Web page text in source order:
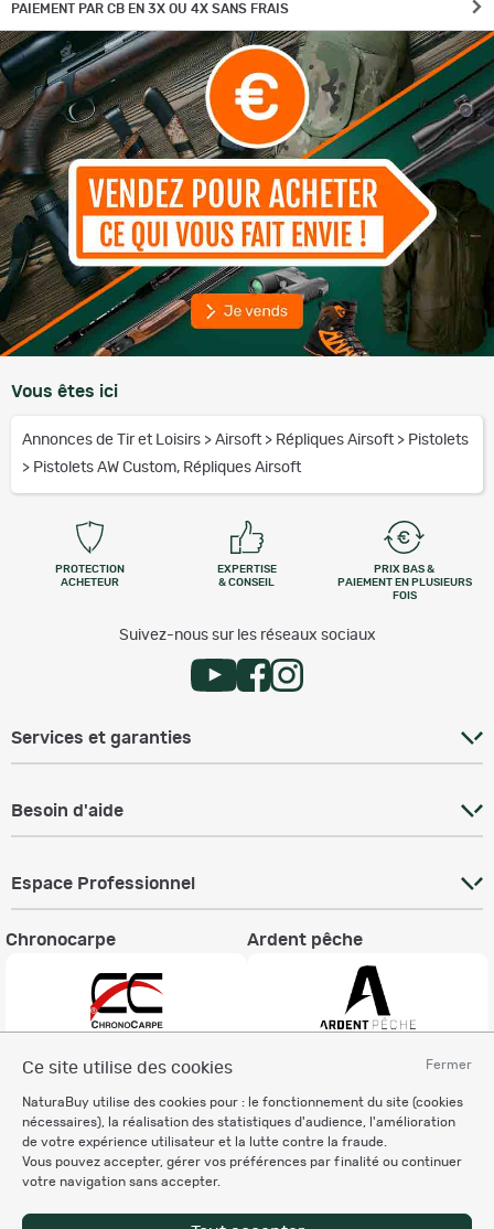
Fermer
Ce site utilise des cookies
NaturaBuy utilise des cookies pour : le fonctionnement du site (cookies
nécessaires), la réalisation des statistiques d'audience, l'amélioration
de votre expérience utilisateur et la lutte contre la fraude.
Vous pouvez accepter, gérer vos préférences par finalité ou continuer
votre navigation sans accepter.
PAIEMENT PAR CB EN 3X OU 4X SANS FRAIS
Vous êtes ici
Annonces de Tir et Loisirs > Airsoft > Répliques Airsoft > Pistolets
> Pistolets AW Custom, Répliques Airsoft
PROTECTION
ACHETEUR
EXPERTISE
& CONSEIL
PRIX BAS &
PAIEMENT EN PLUSIEURS
FOIS
Suivez-nous sur les réseaux sociaux
Services et garanties
Besoin d'aide
Espace Professionnel
Chronocarpe Ardent pêche
Charte éthique
Mentions légales
Règlement & Conditions d'utilisation
Politique de protection
des données personnelles